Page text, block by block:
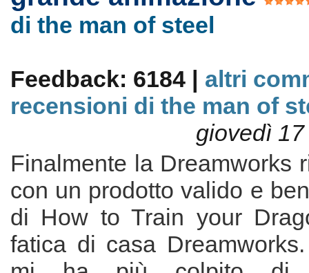
di the man of steel
Feedback: 6184 | altri
recensioni di the man of
giovedì
Finalmente la Dreamworks
con un prodotto valido e
di How to Train your
fatica di casa